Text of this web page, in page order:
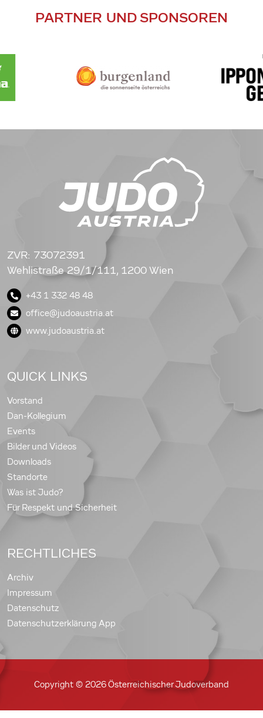
PARTNER UND SPONSOREN
ZVR: 73072391
Wehlistraße 29/1/111, 1200 Wien
+43 1 332 48 48
office@judoaustria.at
www.judoaustria.at
QUICK LINKS
Vorstand
Dan-Kollegium
Events
Bilder und Videos
Downloads
Standorte
Was ist Judo?
Für Respekt und Sicherheit
RECHTLICHES
Archiv
Impressum
Datenschutz
Datenschutzerklärung App
Copyright © 2026 Österreichischer Judoverband